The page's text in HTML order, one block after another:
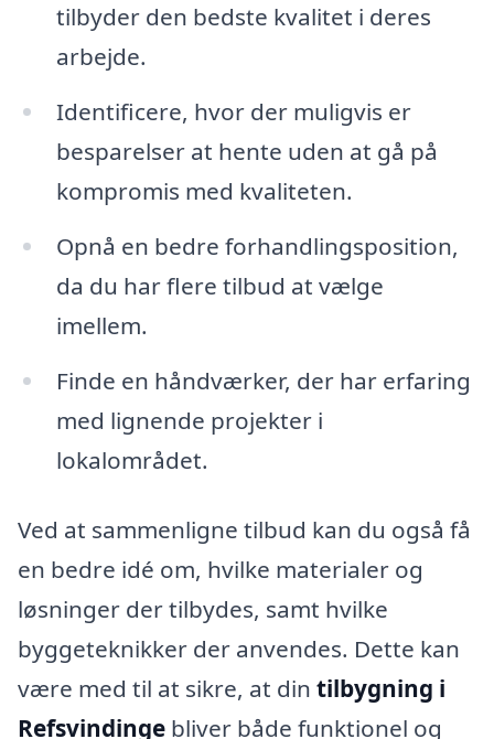
tilbyder den bedste kvalitet i deres
arbejde.
Identificere, hvor der muligvis er
besparelser at hente uden at gå på
kompromis med kvaliteten.
Opnå en bedre forhandlingsposition,
da du har flere tilbud at vælge
imellem.
Finde en håndværker, der har erfaring
med lignende projekter i
lokalområdet.
Ved at sammenligne tilbud kan du også få
en bedre idé om, hvilke materialer og
løsninger der tilbydes, samt hvilke
byggeteknikker der anvendes. Dette kan
være med til at sikre, at din tilbygning i
Refsvindinge bliver både funktionel og